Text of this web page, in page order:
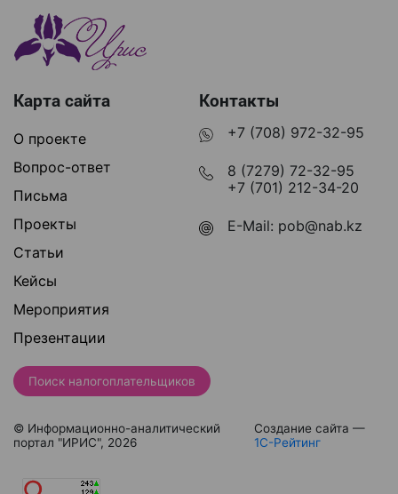
Карта сайта
О проекте
Вопрос-ответ
Письма
Проекты
Статьи
Кейсы
Мероприятия
Презентации
Контакты
+7 (708) 972-32-95
8 (7279) 72-32-95
+7 (701) 212-34-20
E-Mail: pob@nab.kz
Поиск налогоплательщиков
© Информационно-аналитический
портал "ИРИС", 2026
Создание сайта —
1С-Рейтинг